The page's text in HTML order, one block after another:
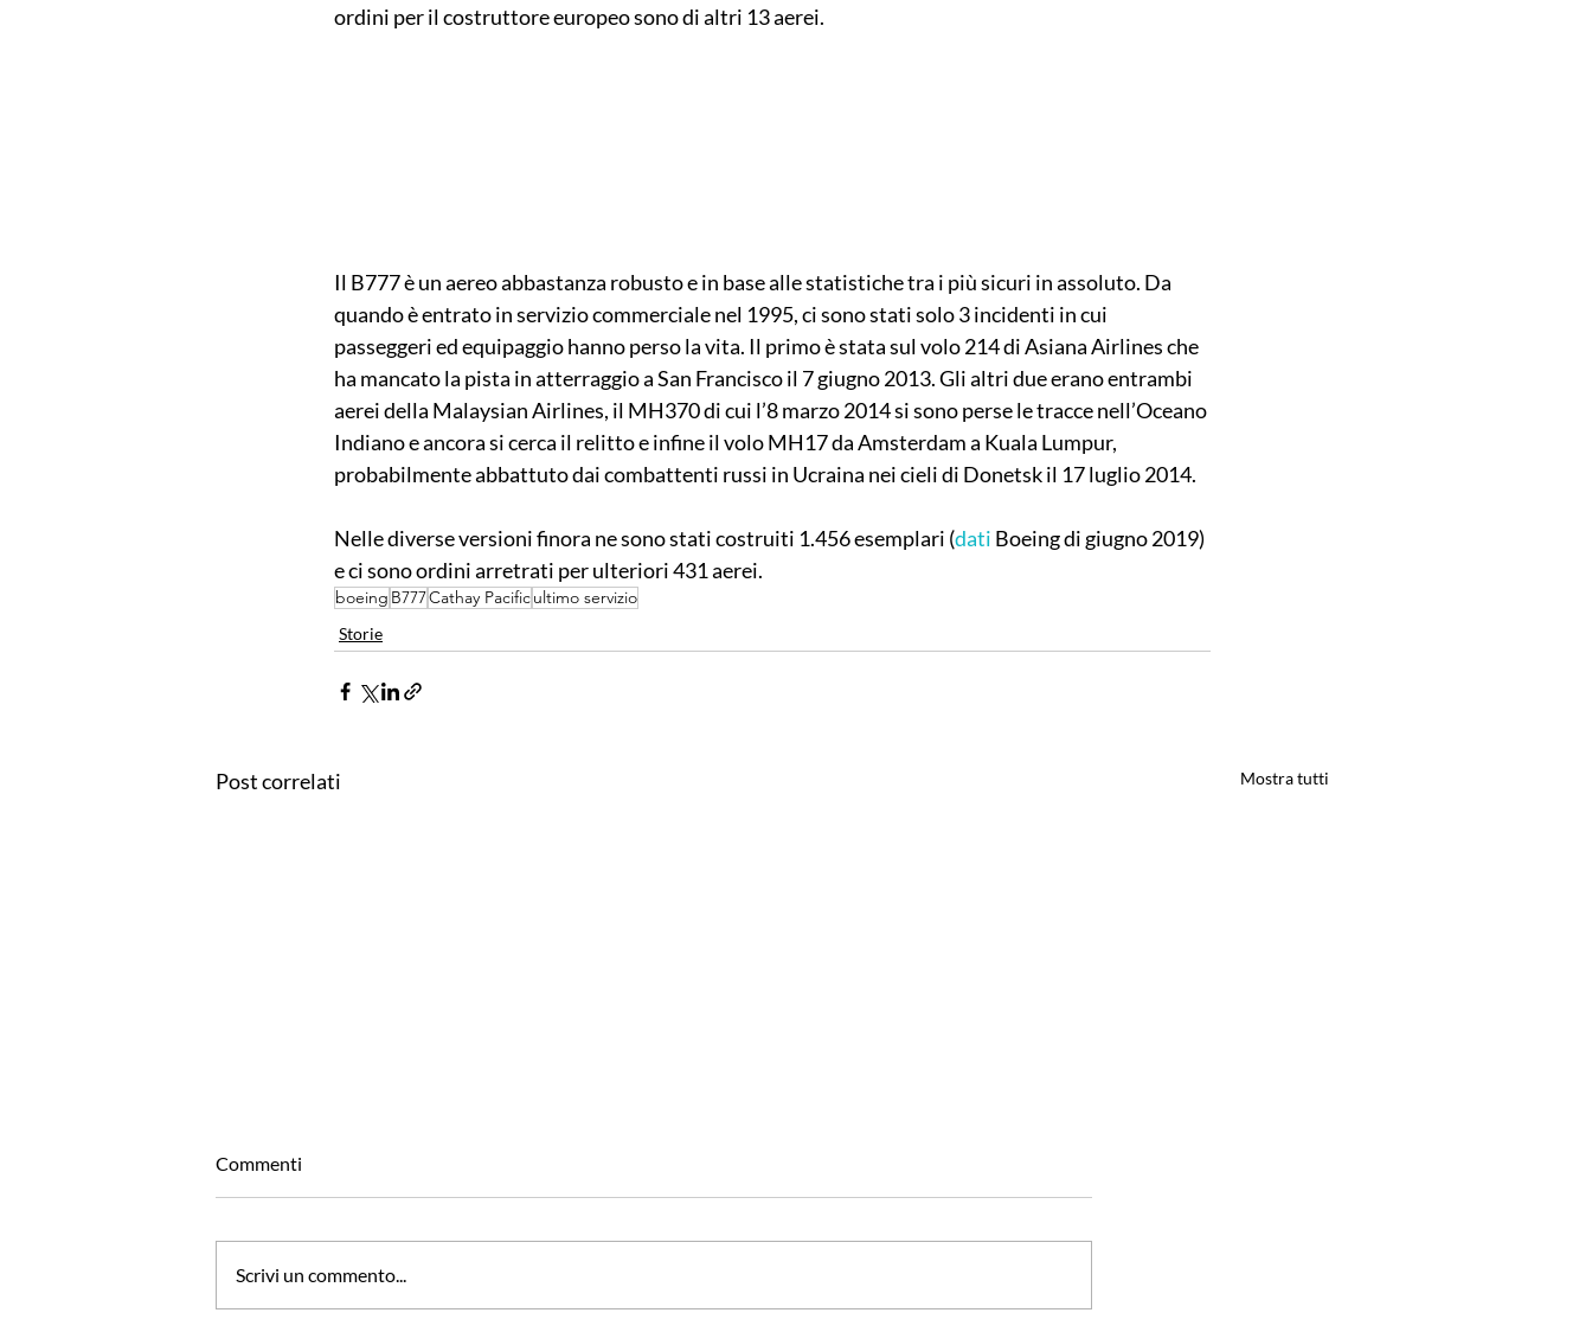
ordini per il costruttore europeo sono di altri 13 aerei.
Il B777 è un aereo abbastanza robusto e in base alle statistiche tra i più sicuri in assoluto. Da
quando è entrato in servizio commerciale nel 1995, ci sono stati solo 3 incidenti in cui
passeggeri ed equipaggio hanno perso la vita. Il primo è stata sul volo 214 di Asiana Airlines che
ha mancato la pista in atterraggio a San Francisco il 7 giugno 2013. Gli altri due erano entrambi
aerei della Malaysian Airlines, il MH370 di cui l’8 marzo 2014 si sono perse le tracce nell’Oceano
Indiano e ancora si cerca il relitto e infine il volo MH17 da Amsterdam a Kuala Lumpur,
probabilmente abbattuto dai combattenti russi in Ucraina nei cieli di Donetsk il 17 luglio 2014.
Nelle diverse versioni finora ne sono stati costruiti 1.456 esemplari (dati Boeing di giugno 2019)
e ci sono ordini arretrati per ulteriori 431 aerei.
boeing B777Cathay Pacificultimo servizio
Storie
Post correlati Mostra tutti
Commenti
Scrivi un commento...